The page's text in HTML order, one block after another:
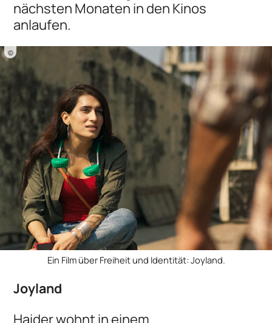
nächsten Monaten in den Kinos
anlaufen.
©
Ein Film über Freiheit und Identität: Joyland.
Joyland
Haider wohnt in einem